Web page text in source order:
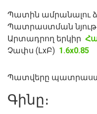
Պատին ամրանալու
Պատրաստման նյութ
Արտադրող երկիր
Չափս (ԼxԲ) 1.6x0.85
Պատվերը պատրաստ է
Գինը։